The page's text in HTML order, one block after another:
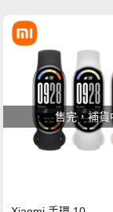
售完，補貨